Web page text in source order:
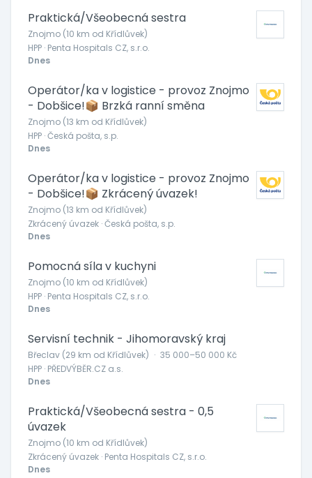
Praktická/Všeobecná sestra
Znojmo (10 km od Křídlůvek)
HPP · Penta Hospitals CZ, s.r.o.
Dnes
Operátor/ka v logistice - provoz Znojmo
- Dobšice!📦 Brzká ranní směna
Znojmo (13 km od Křídlůvek)
HPP · Česká pošta, s.p.
Dnes
Operátor/ka v logistice - provoz Znojmo
- Dobšice!📦 Zkrácený úvazek!
Znojmo (13 km od Křídlůvek)
Zkrácený úvazek · Česká pošta, s.p.
Dnes
Pomocná síla v kuchyni
Znojmo (10 km od Křídlůvek)
HPP · Penta Hospitals CZ, s.r.o.
Dnes
Servisní technik - Jihomoravský kraj
Břeclav (29 km od Křídlůvek) · 35 000–50 000 Kč
HPP · PŘEDVÝBĚR.CZ a.s.
Dnes
Praktická/Všeobecná sestra - 0,5
úvazek
Znojmo (10 km od Křídlůvek)
Zkrácený úvazek · Penta Hospitals CZ, s.r.o.
Dnes